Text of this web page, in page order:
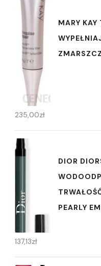
MARY KAY
235,00zł
DIOR
PEARLY
137,13zł